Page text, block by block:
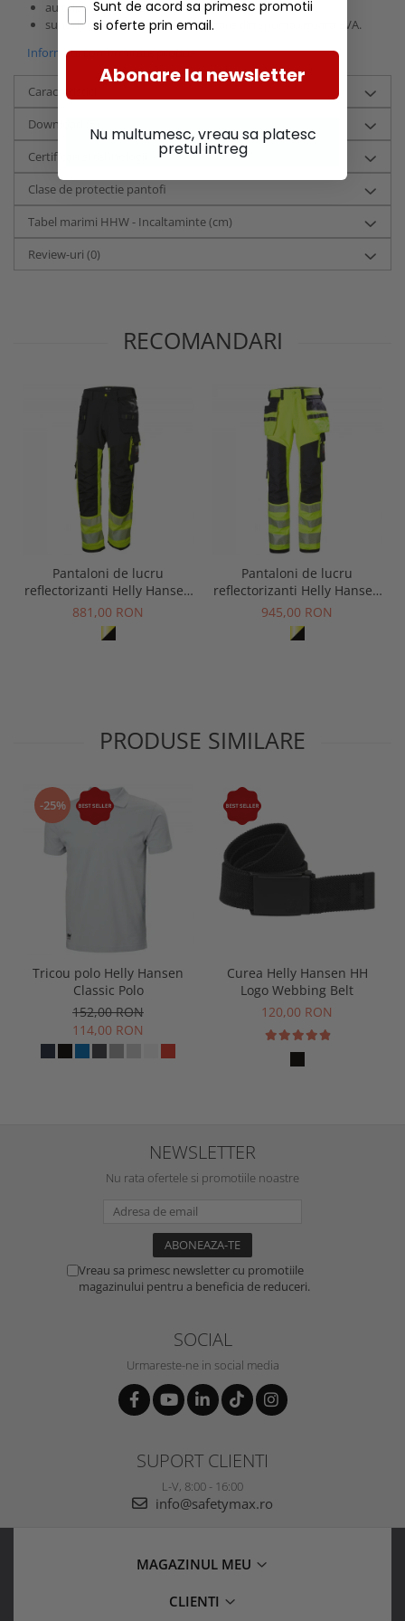
au talpa din cauciucHelly Grip;
sunt dotati cu lamela de amortizare din spuma usoara EVA.
Informatii conformitate produs
Caracteristici
Download (5)
Certificari si tehnologii
Clase de protectie pantofi
Tabel marimi HHW - Incaltaminte (cm)
Review-uri (0)
RECOMANDARI
Pantaloni de lucru
reflectorizanti Helly Hansen
ICU Construction CL1
881,00 RON
Pantaloni de lucru
reflectorizanti Helly Hansen
ICU Construction CL2
945,00 RON
PRODUSE SIMILARE
-25%
Tricou polo Helly Hansen
Classic Polo
152,00 RON
114,00 RON
Curea Helly Hansen HH
Logo Webbing Belt
120,00 RON
NEWSLETTER
Nu rata ofertele si promotiile noastre
Vreau sa primesc newsletter cu promotiile
magazinului pentru a beneficia de reduceri.
SOCIAL
Urmareste-ne in social media
SUPORT CLIENTI
L-V, 8:00 - 16:00
info@safetymax.ro
MAGAZINUL MEU
CLIENTI
Sunt de acord sa primesc promotii
si oferte prin email.
Abonare la newsletter
Nu multumesc, vreau sa platesc
pretul intreg